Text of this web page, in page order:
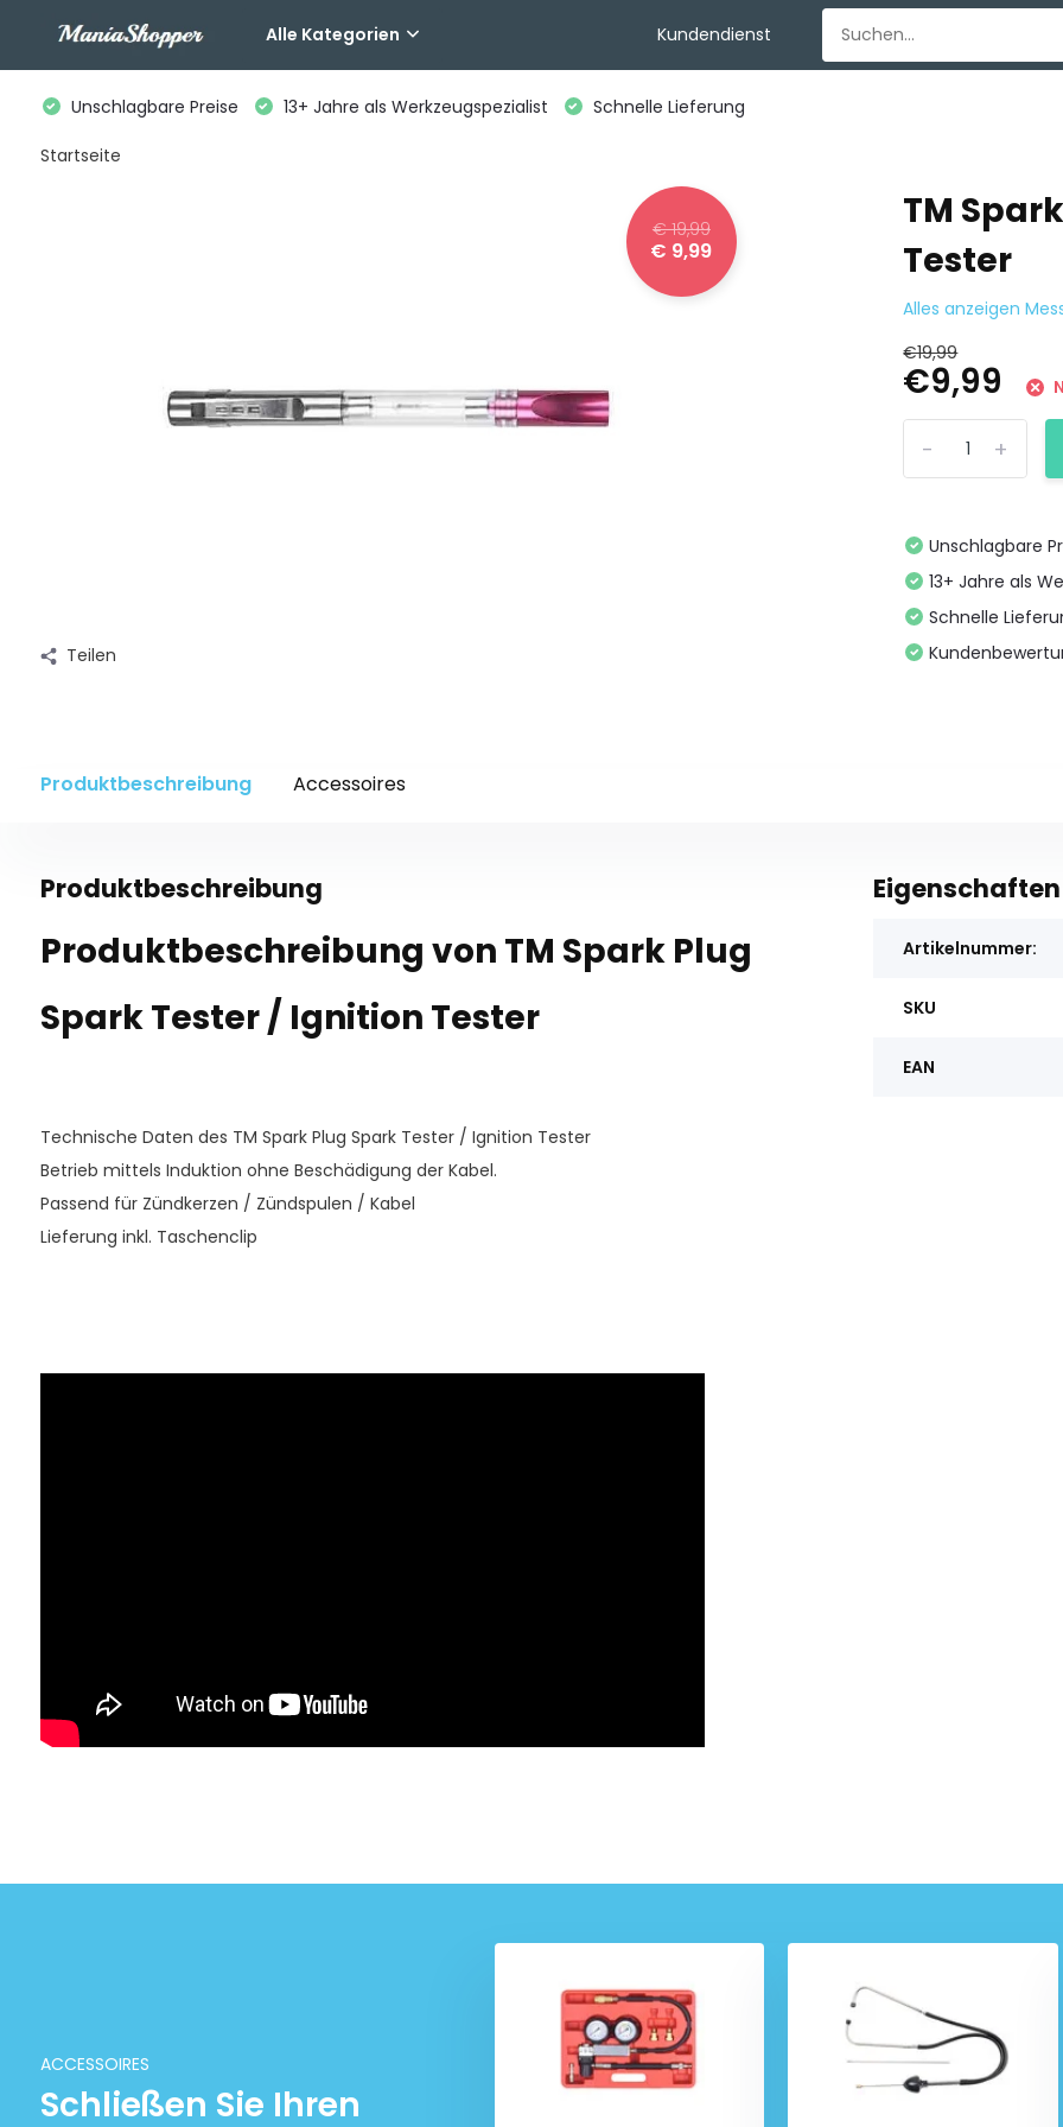
Alle Kategorien Kundendienst
Unschlagbare Preise 13+ Jahre als Werkzeugspezialist Schnelle Lieferung
Startseite
€ 19,99
€ 9,99
Teilen
TM
Tester
Alles anzeigen
€19,99
€9,99
+
-
Unschlagbare
13+ Jahre als
Schnelle
Produktbeschreibung Accessoires
Produktbeschreibung
Produktbeschreibung von TM Spark Plug
Spark Tester / Ignition Tester
Technische Daten des TM Spark Plug Spark Tester / Ignition Tester
Betrieb mittels Induktion ohne Beschädigung der Kabel.
Passend für Zündkerzen / Zündspulen / Kabel
Lieferung inkl. Taschenclip
Eigenschaften
Artikelnummer:
SKU
EAN
ACCESSOIRES
Schließen Sie Ihren